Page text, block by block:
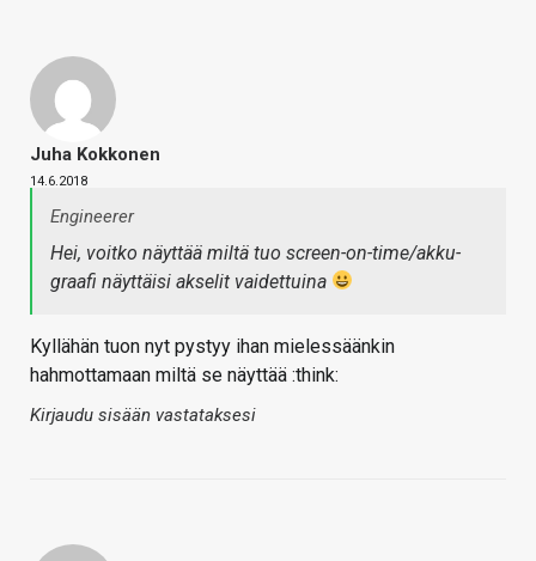
Juha Kokkonen
14.6.2018
Engineerer
Hei, voitko näyttää miltä tuo screen-on-time/akku-
graafi näyttäisi akselit vaidettuina
Kyllähän tuon nyt pystyy ihan mielessäänkin
hahmottamaan miltä se näyttää :think:
Kirjaudu sisään vastataksesi